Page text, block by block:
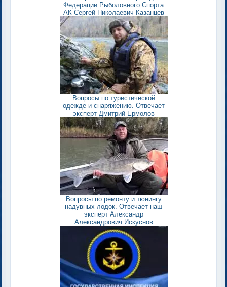
Федерации Рыболовного Спорта
АК Сергей Николаевич Казанцев
Вопросы по туристической
одежде и снаряжению. Отвечает
эксперт Дмитрий Ермолов
Вопросы по ремонту и тюнингу
надувных лодок. Отвечает наш
эксперт Александр
Александрович Искуснов